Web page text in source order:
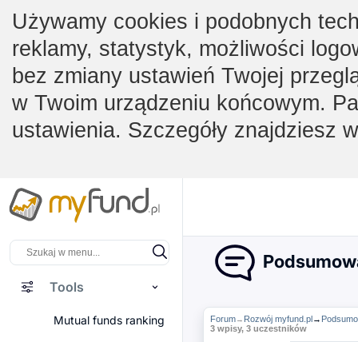
Używamy cookies i podobnych
reklamy, statystyk, możliwości
bez zmiany ustawień Twojej
w Twoim urządzeniu końcowym.
ustawienia. Szczegóły znajdziesz
Tools
Mutual funds ranking Forum→ Rozwój myfund.pl→
3 wpisy, 3 uczestników